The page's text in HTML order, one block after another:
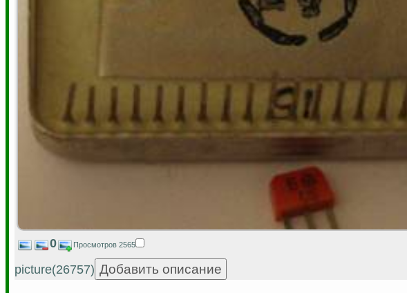
0 Просмотров 2565
picture(26757)